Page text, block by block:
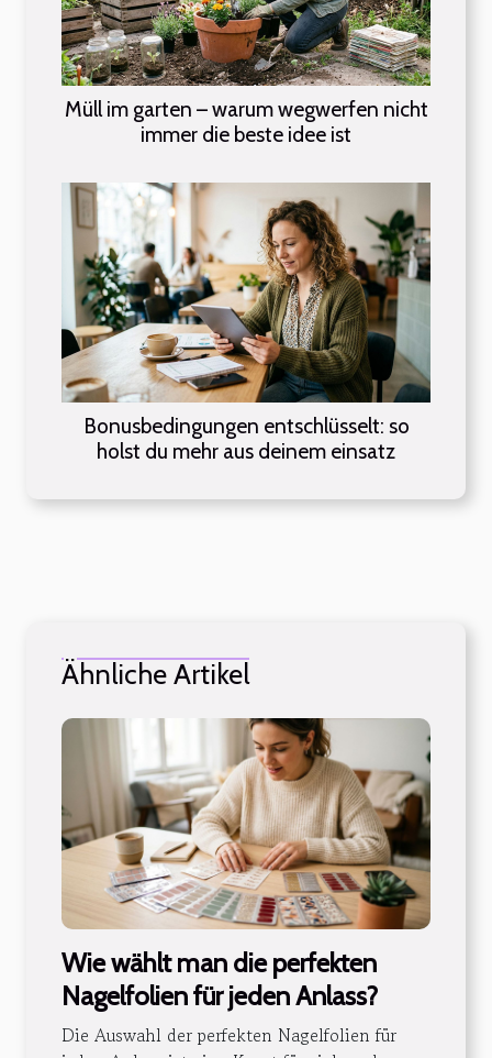
Müll im garten – warum wegwerfen nicht
immer die beste idee ist
Bonusbedingungen entschlüsselt: so
holst du mehr aus deinem einsatz
Ähnliche Artikel
Wie wählt man die perfekten
Nagelfolien für jeden Anlass?
Die Auswahl der perfekten Nagelfolien für